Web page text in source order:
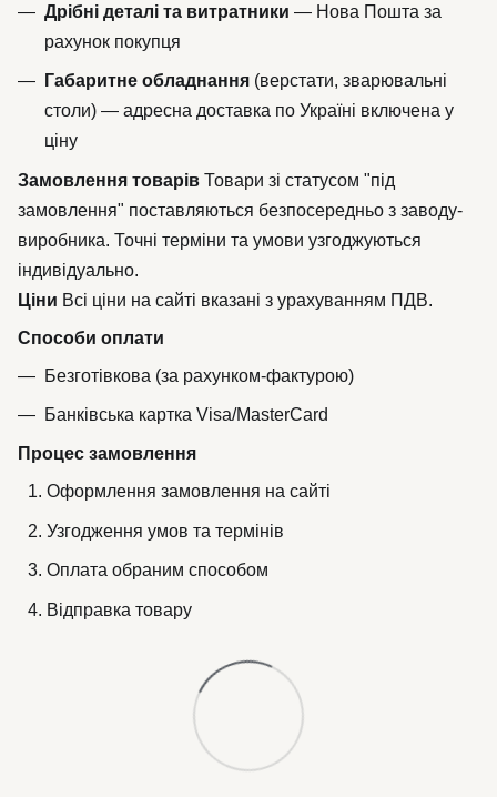
Дрібні деталі та витратники — Нова Пошта за
рахунок покупця
Габаритне обладнання (верстати, зварювальні
столи) — адресна доставка по Україні включена у
ціну
Замовлення товарів Товари зі статусом "під
замовлення" поставляються безпосередньо з заводу-
виробника. Точні терміни та умови узгоджуються
індивідуально.
Ціни Всі ціни на сайті вказані з урахуванням ПДВ.
Способи оплати
Безготівкова (за рахунком-фактурою)
Банківська картка Visa/MasterCard
Процес замовлення
Оформлення замовлення на сайті
Узгодження умов та термінів
Оплата обраним способом
Відправка товару